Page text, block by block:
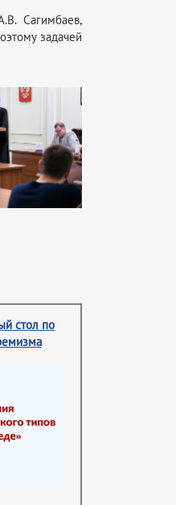
Сагимбаев,
задачей
стол по